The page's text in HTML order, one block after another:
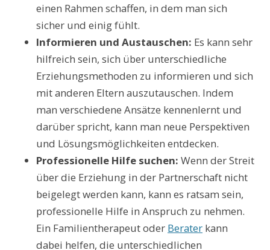
einen Rahmen schaffen, in dem man sich
sicher und einig fühlt.
Informieren und Austauschen: Es kann sehr
hilfreich sein, sich über unterschiedliche
Erziehungsmethoden zu informieren und sich
mit anderen Eltern auszutauschen. Indem
man verschiedene Ansätze kennenlernt und
darüber spricht, kann man neue Perspektiven
und Lösungsmöglichkeiten entdecken.
Professionelle Hilfe suchen: Wenn der Streit
über die Erziehung in der Partnerschaft nicht
beigelegt werden kann, kann es ratsam sein,
professionelle Hilfe in Anspruch zu nehmen.
Ein Familientherapeut oder Berater kann
dabei helfen, die unterschiedlichen